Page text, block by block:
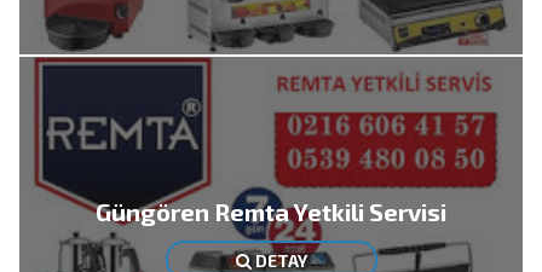
Güngören Remta Yetkili Servisi
DETAY